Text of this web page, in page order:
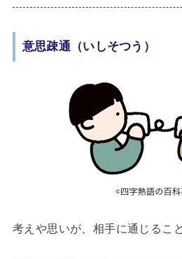
意思疎通（いしそつう）
考えや思いが、相手に通じること